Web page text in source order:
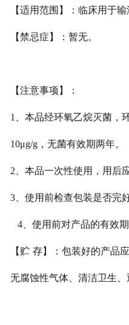
【适用范围】：临床用于
【禁忌症】：暂无。
【注意事项】：
1 、本品经环氧乙烷灭菌，
10μg/g，无菌有效期两年。
2 、本品一次性使用，用后
3、使用前检查包装是否完
4、使用前对产品的有效
【贮 存】：包装好的产品
无腐蚀性气体、清洁卫生、